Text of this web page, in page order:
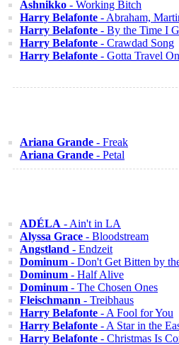
Ashnikko - Working Bitch
Harry Belafonte - Abraham,
Harry Belafonte - By the Time I
Harry Belafonte - Crawdad Song
Harry Belafonte - Gotta Travel On
Ariana Grande - Freak
Ariana Grande - Petal
ADÉLA - Ain't in LA
Alyssa Grace - Bloodstream
Angstland - Endzeit
Dominum - Don't Get Bitten by
Dominum - Half Alive
Dominum - The Chosen Ones
Fleischmann - Treibhaus
Harry Belafonte - A Fool for You
Harry Belafonte - A Star in the
Harry Belafonte - Christmas Is